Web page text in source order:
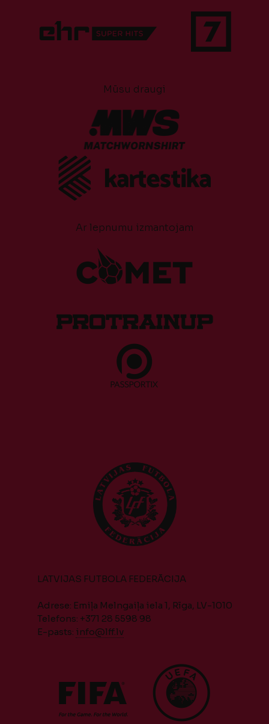
Mūsu draugi
Ar lepnumu izmantojam
LATVIJAS FUTBOLA FEDERĀCIJA
Adrese: Emiļa Melngaiļa iela 1, Rīga, LV-1010
Telefons: +371 28 5598 98
E-pasts: info@lff.lv